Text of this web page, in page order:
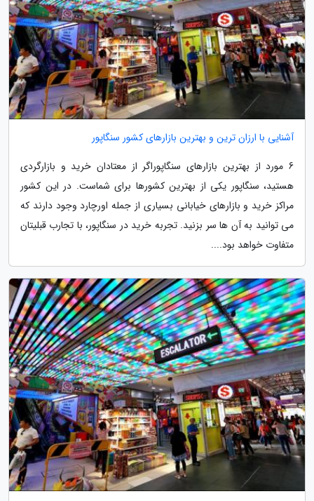
آشنایی با ارزان ترین و بهترین بازارهای کشور سنگاپور
6 مورد از بهترین بازارهای سنگاپوراگر از معتادان خرید و بازارگردی
هستید، سنگاپور یکی از بهترین کشورها برای شماست. در این کشور
مراکز خرید و بازارهای خیابانی بسیاری از جمله اورچارد وجود دارند که
می توانید به آن ها سر بزنید. تجربه خرید در سنگاپور، با تجارب قبلیتان
متفاوت خواهد بود....